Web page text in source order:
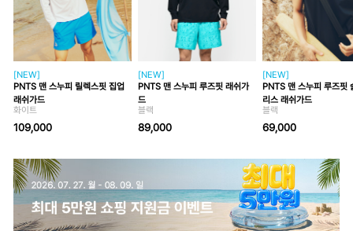
[NEW]
PNTS 맨 스누피 릴렉스핏 집업
래쉬가드
화이트
109,000
[NEW]
PNTS 맨 스누피 루즈핏 래쉬가
드
블랙
89,000
[NEW]
PNTS 맨 스누피 루즈핏
리스 래쉬가드
블랙
69,000